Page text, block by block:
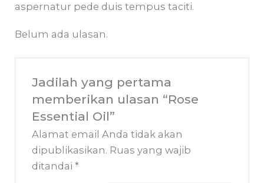
aspernatur pede duis tempus taciti.
Belum ada ulasan.
Jadilah yang pertama
memberikan ulasan “Rose
Essential Oil”
Alamat email Anda tidak akan
dipublikasikan. Ruas yang wajib
ditandai *